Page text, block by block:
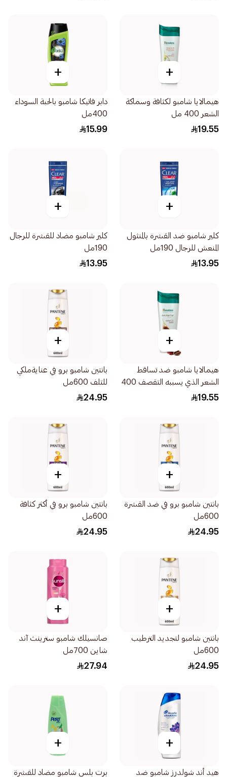
+
هيمالايا شامبو لكثافة وسماكة
الشعر 400 مل
19.55
+
دابر فاتيكا شامبو بالحبة السوداء
400مل
15.99
+
كلير شامبو ضد القشرة بالمنثول
المنعش للرجال 190مل
13.95
+
كلير شامبو مضاد للقشرة للرجال
190مل
13.95
+
هيمالايا شامبو ضد تساقط
الشعر الذي يسببه التقصف 400
مل
19.55
+
بانتين شامبو برو في عنايةملكي
للتلف 600مل
24.95
+
بانتين شامبو برو في ضد القشرة
600مل
24.95
+
بانتين شامبو برو في أكثر كثافة
600مل
24.95
+
بانتين شامبو لتجديد الترطيب
600مل
24.95
+
صانسيلك شامبو سترينث آند
شاين 700مل
27.94
+
هيد أند شولدرز شامبو ضد
+
برت بلس شامبو مضاد للقشرة